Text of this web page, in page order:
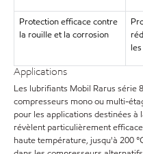
Protection efficace contre
la rouille et la corrosion
Applications
Les lubrifiants Mobil Rarus série
compresseurs mono ou multi-
pour les applications destinées à
révèlent particulièrement
haute température, jusqu'à 200